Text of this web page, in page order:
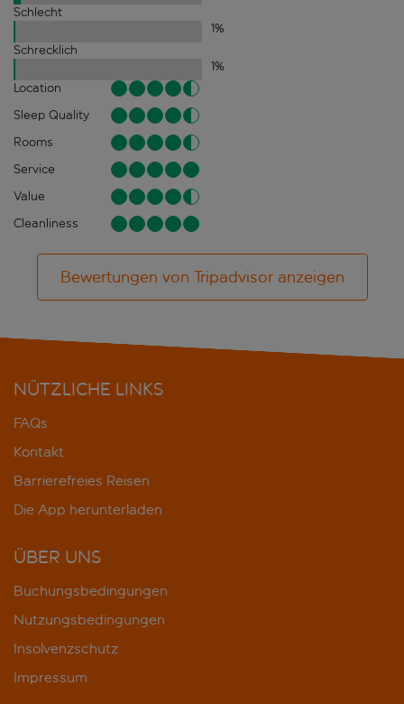
Schlecht
1%
Schrecklich
1%
Location
Sleep Quality
Rooms
Service
Value
Cleanliness
Bewertungen von Tripadvisor anzeigen
NÜTZLICHE LINKS
FAQs
Kontakt
Barrierefreies Reisen
Die App herunterladen
ÜBER UNS
Buchungsbedingungen
Nutzungsbedingungen
Insolvenzschutz
Impressum